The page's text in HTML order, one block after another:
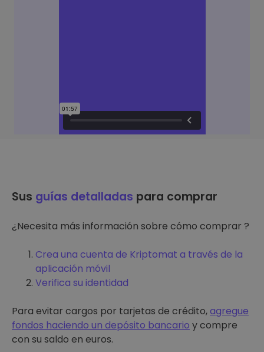
Sus guías detalladas para comprar
¿Necesita más información sobre cómo comprar ?
Crea una cuenta de Kriptomat a través de la
aplicación móvil
Verifica su identidad
Para evitar cargos por tarjetas de crédito,agregue
fondos haciendo un depósito bancario y compre
con su saldo en euros.